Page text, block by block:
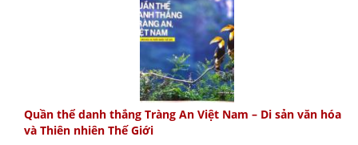
Quần thể danh thắng Tràng An Việt Nam – Di sản văn hóa
và Thiên nhiên Thế Giới